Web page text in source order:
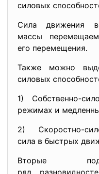
силовых
Сила движения
массы
его перемещения.
Также можно
силовых
1) Собственно-
режимах и
2) Скоростно-
сила в быстрых
Вторые
ряд